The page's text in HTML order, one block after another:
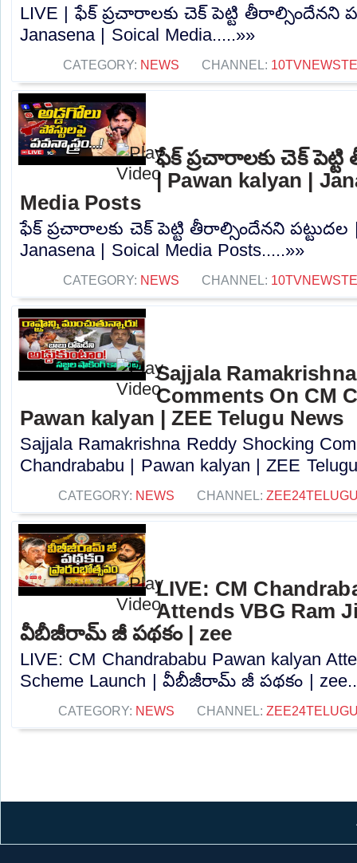
LIVE | ఫేక్ ప్రచారాలకు చెక్ పెట్టి తీరాల్సిందేనని
Janasena | Soical Media.....»»
CATEGORY: NEWS CHANNEL:
ఫేక్ ప్రచారాలకు చెక్ పెట్టి
| Pawan kalyan |
Media Posts
ఫేక్ ప్రచారాలకు చెక్ పెట్టి తీరాల్సిందేనని పట్టుదల
Janasena | Soical Media Posts.....»»
CATEGORY: NEWS CHANNEL:
Sajjala
Comments On CM
Pawan kalyan | ZEE Telugu News
Sajjala Ramakrishna Reddy Shocking
Chandrababu | Pawan kalyan | ZEE
CATEGORY: NEWS CHANNEL:
LIVE: CM
Attends VBG Ram
వీబీజీరామ్ జీ పథకం | zee
LIVE: CM Chandrababu Pawan kalyan
Scheme Launch | వీబీజీరామ్ జీ పథకం |
CATEGORY: NEWS CHANNEL: